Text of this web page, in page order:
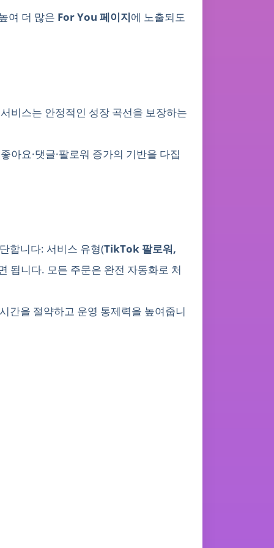
여 더 많은 For You 페이지에 노출되도
비스는 안정적인 성장 곡선을 보장하는
아요·댓글·팔로워 증가의 기반을 다집
합니다: 서비스 유형(TikTok 팔로워,
됩니다. 모든 주문은 완전 자동화로 처
간을 절약하고 운영 통제력을 높여줍니